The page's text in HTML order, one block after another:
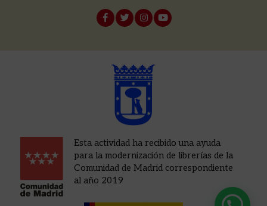
Esta actividad ha recibido una ayuda
para la modernización de librerías de la
Comunidad de Madrid correspondiente
al año 2019